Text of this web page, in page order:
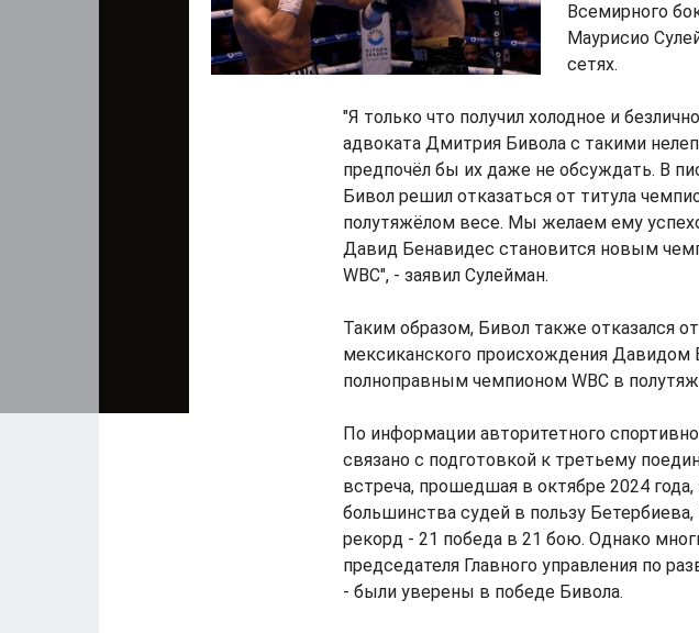
Всемирного
Маурисио
сетях.
"Я только что получил холодное и
адвоката Дмитрия Бивола с такими
предпочёл бы их даже не обсуждать. В
Бивол решил отказаться от титула
полутяжёлом весе. Мы желаем ему
Давид Бенавидес становится новым
WBC", - заявил Сулейман.
Таким образом, Бивол также отказался
мексиканского происхождения
полноправным чемпионом WBC в
По информации авторитетного
связано с подготовкой к третьему
встреча, прошедшая в октябре 2024
большинства судей в пользу
рекорд - 21 победа в 21 бою. Однако
председателя Главного управления по
- были уверены в победе Бивола.